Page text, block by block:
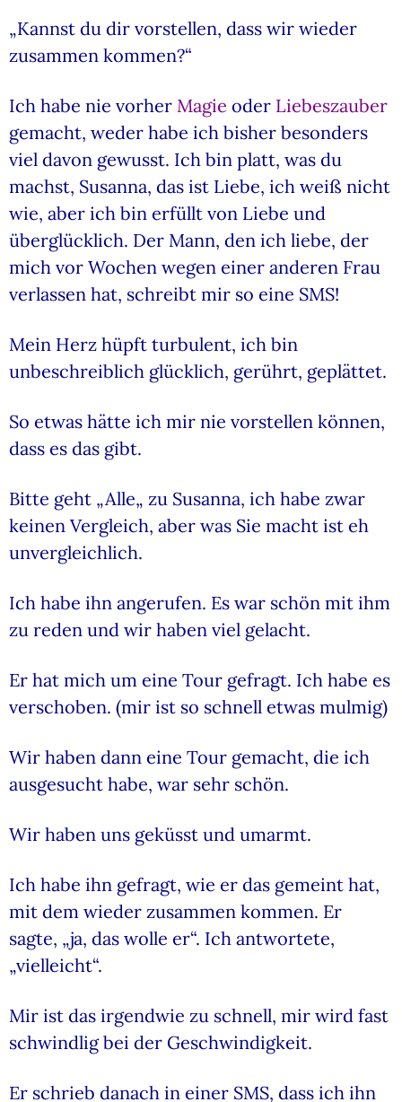
„Kannst du dir vorstellen, dass wir wieder
zusammen kommen?“
Ich habe nie vorher Magie oder Liebeszauber
gemacht, weder habe ich bisher besonders
viel davon gewusst. Ich bin platt, was du
machst, Susanna, das ist Liebe, ich weiß nicht
wie, aber ich bin erfüllt von Liebe und
überglücklich. Der Mann, den ich liebe, der
mich vor Wochen wegen einer anderen Frau
verlassen hat, schreibt mir so eine SMS!
Mein Herz hüpft turbulent, ich bin
unbeschreiblich glücklich, gerührt, geplättet.
So etwas hätte ich mir nie vorstellen können,
dass es das gibt.
Bitte geht „Alle„ zu Susanna, ich habe zwar
keinen Vergleich, aber was Sie macht ist eh
unvergleichlich.
Ich habe ihn angerufen. Es war schön mit ihm
zu reden und wir haben viel gelacht.
Er hat mich um eine Tour gefragt. Ich habe es
verschoben. (mir ist so schnell etwas mulmig)
Wir haben dann eine Tour gemacht, die ich
ausgesucht habe, war sehr schön.
Wir haben uns geküsst und umarmt.
Ich habe ihn gefragt, wie er das gemeint hat,
mit dem wieder zusammen kommen. Er
sagte, „ja, das wolle er“. Ich antwortete,
„vielleicht“.
Mir ist das irgendwie zu schnell, mir wird fast
schwindlig bei der Geschwindigkeit.
Er schrieb danach in einer SMS, dass ich ihn